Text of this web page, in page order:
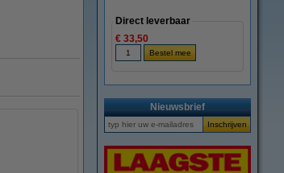
Direct leverbaar
€ 33,50
Nieuwsbrief